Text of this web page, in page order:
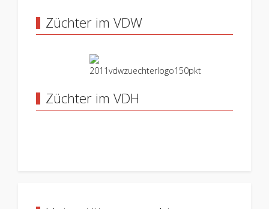
Züchter im VDW
Züchter im VDH